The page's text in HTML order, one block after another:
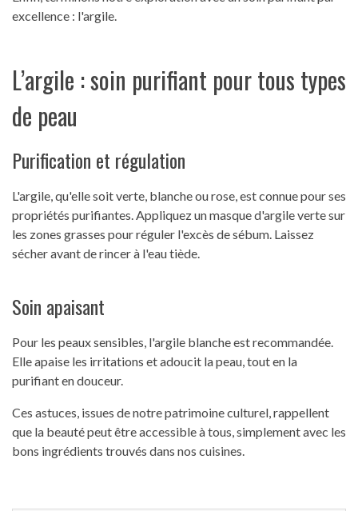
excellence : l'argile.
L’argile : soin purifiant pour tous types
de peau
Purification et régulation
L'argile, qu'elle soit verte, blanche ou rose, est connue pour ses
propriétés purifiantes. Appliquez un masque d'argile verte sur
les zones grasses pour réguler l'excès de sébum. Laissez
sécher avant de rincer à l'eau tiède.
Soin apaisant
Pour les peaux sensibles, l'argile blanche est recommandée.
Elle apaise les irritations et adoucit la peau, tout en la
purifiant en douceur.
Ces astuces, issues de notre patrimoine culturel, rappellent
que la beauté peut être accessible à tous, simplement avec les
bons ingrédients trouvés dans nos cuisines.